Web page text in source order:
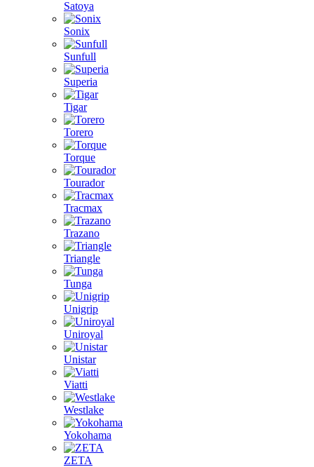
Satoya
Sonix
Sunfull
Superia
Tigar
Torero
Torque
Tourador
Tracmax
Trazano
Triangle
Tunga
Unigrip
Uniroyal
Unistar
Viatti
Westlake
Yokohama
ZETA